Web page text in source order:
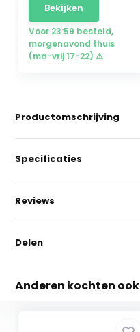
Bekijken
Voor 23:59 besteld,
morgenavond thuis
(ma-vrij 17-22) ⚠
Productomschrijving
Specificaties
Reviews
Delen
Anderen kochten ook